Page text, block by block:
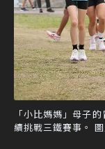
「小比媽媽」母子
續挑戰三鐵賽事。